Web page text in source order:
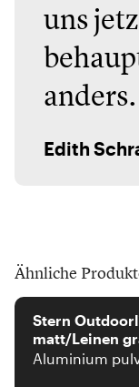
uns
Edith
Ähnliche
Stern
matt/Leinen
Aluminium